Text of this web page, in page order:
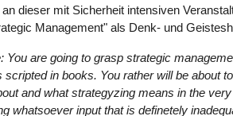
an dieser mit Sicherheit intensiven
Management" als Denk- und
You are going to grasp strategic
scripted in books. You rather will be about
and what strategyzing means in the
whatsoever input that is definetely